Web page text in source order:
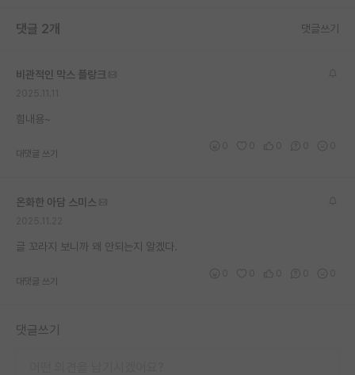
장학금/장학생 게시판
커리어
유학교육
재팬라운지 🌸
댓글 2개 댓글쓰기
비관적인 막스 플랑크
힘내용~
대댓글 쓰기
온화한 아담 스미스
글 꼬라지 보니까 왜 안되는지 알겠다.
대댓글 쓰기
댓글쓰기